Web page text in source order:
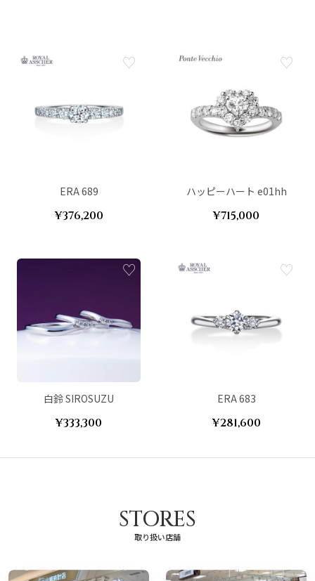
ERA 689
¥376,200
ハッピーハート e01hh
¥715,000
白鈴 SIROSUZU
¥333,300
ERA 683
¥281,600
STORES
取り扱い店舗